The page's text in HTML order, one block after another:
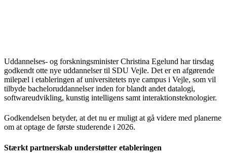
Uddannelses- og forskningsminister Christina Egelund har tirsdag
godkendt otte nye uddannelser til SDU Vejle. Det er en afgørende
milepæl i etableringen af universitetets nye campus i Vejle, som vil
tilbyde bacheloruddannelser inden for blandt andet datalogi,
softwareudvikling, kunstig intelligens samt interaktionsteknologier.
Godkendelsen betyder, at det nu er muligt at gå videre med planerne
om at optage de første studerende i 2026.
Stærkt partnerskab understøtter etableringen